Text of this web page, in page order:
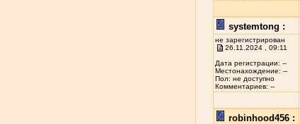
systemtong :
не зарегистрирован
26.11.2024 , 09:11
Дата регистрации: --
Местонахождение: --
Пол: не доступно
Комментариев: --
robinhood456 :